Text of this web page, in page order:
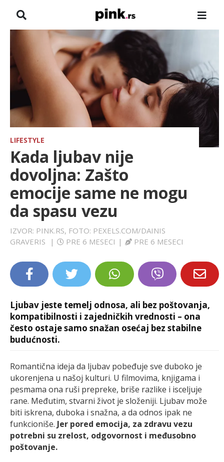
NASLOVNA
ZADRUGA
SHOWBIZ
HRONIKA
PINKOVE ZVEZDE
SPORT
EXTRA
LIFESTYLE
Kada ljubav nije
dovoljna: Zašto
emocije same ne mogu
da spasu vezu
IZVOR: PINK.RS, FOTO: PEXELS.COM/DAINIS
GRAVERIS
| PRE 6 MESECI | PRE 6 MESECI
Ljubav jeste temelj odnosa, ali bez poštovanja,
kompatibilnosti i zajedničkih vrednosti – ona
često ostaje samo snažan osećaj bez stabilne
budućnosti.
Romantična ideja da ljubav pobeđuje sve duboko je
ukorenjena u našoj kulturi. U filmovima, knjigama i
pesmama ona ruši prepreke, briše razlike i isceljuje
rane. Međutim, stvarni život je složeniji. Ljubav može
biti iskrena, duboka i snažna, a da odnos ipak ne
funkcioniše. Jer pored emocija, za zdravu vezu
potrebni su zrelost, odgovornost i međusobno
poštovanje.